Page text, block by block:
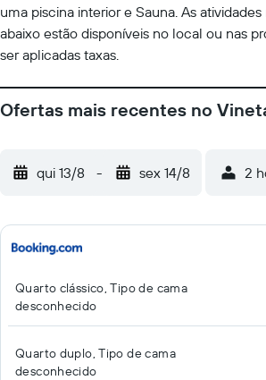
uma piscina interior e Sauna. As
abaixo estão disponíveis no local ou nas
ser aplicadas taxas.
Ofertas mais recentes no
qui 13/8 - sex 14/8 2
Quarto clássico, Tipo de cama
desconhecido
Quarto duplo, Tipo de cama
desconhecido